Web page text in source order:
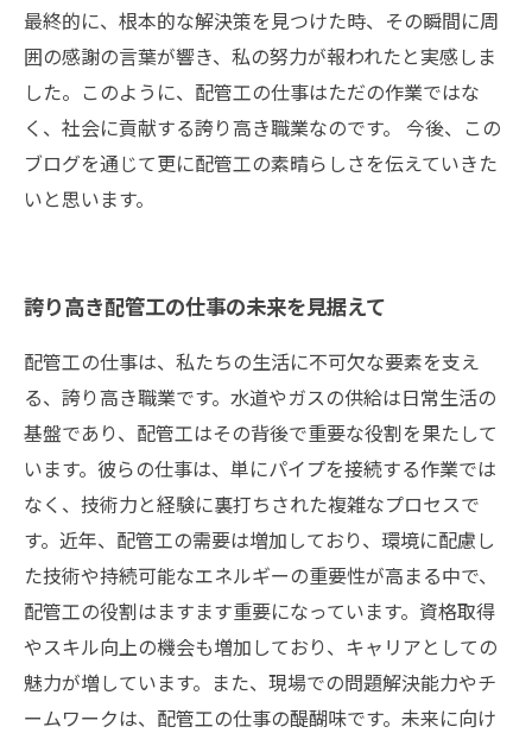
最終的に、根本的な解決策を見つけた時、その瞬間に周
囲の感謝の言葉が響き、私の努力が報われたと実感しま
した。このように、配管工の仕事はただの作業ではな
く、社会に貢献する誇り高き職業なのです。 今後、この
ブログを通じて更に配管工の素晴らしさを伝えていきた
いと思います。
誇り高き配管工の仕事の未来を見据えて
配管工の仕事は、私たちの生活に不可欠な要素を支え
る、誇り高き職業です。水道やガスの供給は日常生活の
基盤であり、配管工はその背後で重要な役割を果たして
います。彼らの仕事は、単にパイプを接続する作業では
なく、技術力と経験に裏打ちされた複雑なプロセスで
す。近年、配管工の需要は増加しており、環境に配慮し
た技術や持続可能なエネルギーの重要性が高まる中で、
配管工の役割はますます重要になっています。資格取得
やスキル向上の機会も増加しており、キャリアとしての
魅力が増しています。また、現場での問題解決能力やチ
ームワークは、配管工の仕事の醍醐味です。未来に向け